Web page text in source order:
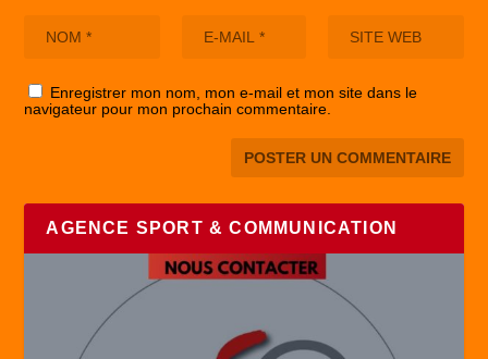
Enregistrer mon nom, mon e-mail et mon site dans le
navigateur pour mon prochain commentaire.
AGENCE SPORT & COMMUNICATION